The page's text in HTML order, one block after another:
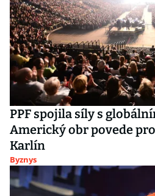
PPF spojila síly s
Americký obr povede
Karlín
Byznys